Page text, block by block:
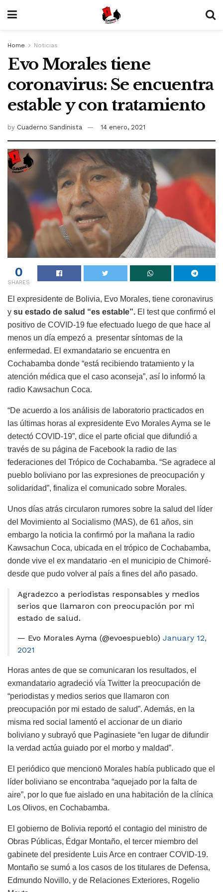
Home Noticias
Evo Morales tiene
coronavirus: Se encuentra
estable y con tratamiento
by Cuaderno Sandinista 14 enero, 2021
0
SHARES
El expresidente de Bolivia, Evo Morales, tiene coronavirus
y su estado de salud “es estable”. El test que confirmó el
positivo de COVID-19 fue efectuado luego de que hace al
menos un día empezó a presentar síntomas de la
enfermedad. El exmandatario se encuentra en
Cochabamba donde “está recibiendo tratamiento y la
atención médica que el caso aconseja”, así lo informó la
radio Kawsachun Coca.
“De acuerdo a los análisis de laboratorio practicados en
las últimas horas al expresidente Evo Morales Ayma se le
detectó COVID-19”, dice el parte oficial que difundió a
través de su página de Facebook la radio de las
federaciones del Trópico de Cochabamba. “Se agradece al
pueblo boliviano por las expresiones de preocupación y
solidaridad”, finaliza el comunicado sobre Morales.
Unos días atrás circularon rumores sobre la salud del líder
del Movimiento al Socialismo (MAS), de 61 años, sin
embargo la noticia la confirmó por la mañana la radio
Kawsachun Coca, ubicada en el trópico de Cochabamba,
donde vive el ex mandatario -en el municipio de Chimoré-
desde que pudo volver al país a fines del año pasado.
Agradezco a periodistas responsables y medios
serios que llamaron con preocupación por mi
estado de salud.
— Evo Morales Ayma (@evoespueblo) January 12,
2021
Horas antes de que se comunicaran los resultados, el
exmandatario agradeció vía Twitter la preocupación de
“periodistas y medios serios que llamaron con
preocupación por mi estado de salud”. Además, en la
misma red social lamentó el accionar de un diario
boliviano y subrayó que Paginasiete “en lugar de difundir
la verdad actúa guiado por el morbo y maldad”.
El periódico que mencionö Morales había publicado que el
líder boliviano se encontraba “aquejado por la falta de
aire”, por lo que fue aislado en una habitación de la clínica
Los Olivos, en Cochabamba.
El gobierno de Bolivia reportó el contagio del ministro de
Obras Públicas, Édgar Montaño, el tercer miembro del
gabinete del presidente Luis Arce en contraer COVID-19.
Montaño se sumó a los casos de los titulares de Defensa,
Edmundo Novillo, y de Relaciones Exteriores, Rogelio